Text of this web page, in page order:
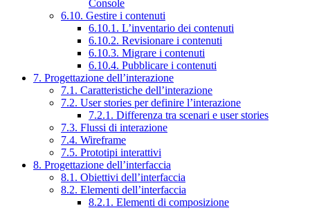
Console
6.10. Gestire i contenuti
6.10.1. L’inventario dei contenuti
6.10.2. Revisionare i contenuti
6.10.3. Migrare i contenuti
6.10.4. Pubblicare i contenuti
7. Progettazione dell’interazione
7.1. Caratteristiche dell’interazione
7.2. User stories per definire l’interazione
7.2.1. Differenza tra scenari e user stories
7.3. Flussi di interazione
7.4. Wireframe
7.5. Prototipi interattivi
8. Progettazione dell’interfaccia
8.1. Obiettivi dell’interfaccia
8.2. Elementi dell’interfaccia
8.2.1. Elementi di composizione